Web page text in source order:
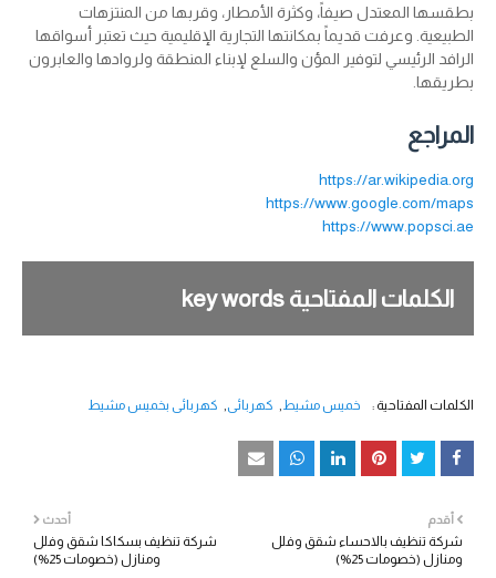
بطقسها المعتدل صيفاً، وكثرة الأمطار، وقربها من المنتزهات
الطبيعية. وعرفت قديماً بمكانتها التجارية الإقليمية حيث تعتبر أسواقها
الرافد الرئيسي لتوفير المؤن والسلع لإبناء المنطقة ولروادها والعابرون
بطريقها.
المراجع
https://ar.wikipedia.org
https://www.google.com/maps
https://www.popsci.ae
الكلمات المفتاحية key words
الكلمات المفتاحية : خميس مشيط كهربائي كهربائي بخميس مشيط
أحدث
شركة تنظيف بسكاكا شقق وفلل
ومنازل (خصومات 25%)
أقدم
شركة تنظيف بالاحساء شقق وفلل
ومنازل (خصومات 25%)